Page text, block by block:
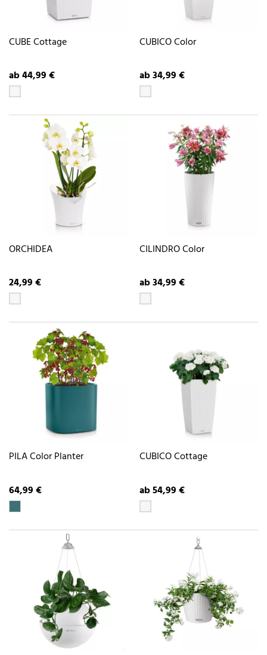
CUBE Cottage
ab 44,99 €
CUBICO Color
ab 34,99 €
ORCHIDEA
24,99 €
CILINDRO Color
ab 34,99 €
PILA Color Planter
64,99 €
CUBICO Cottage
ab 54,99 €